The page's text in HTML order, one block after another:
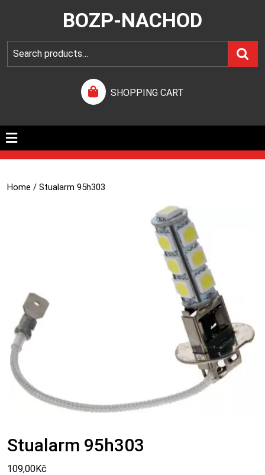
BOZP-NACHOD
SHOPPING CART
Home / Stualarm 95h303
Stualarm 95h303
109,00Kč